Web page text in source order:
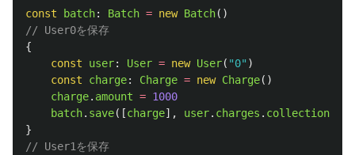
const batch: Batch = new Batch()
// User0を保存
{
const
user: User = new User( "0" )
const
charge: Charge = new Charge()
charge. amount = 1000
batch. save([charge], user. charges .
}
// User1を保存